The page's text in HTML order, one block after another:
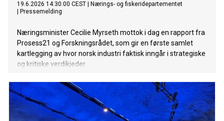
19.6.2026 14:30:00 CEST
Nærings- og fiskeridepartementet
Pressemelding
Næringsminister Cecilie Myrseth mottok i dag en rapport fra
Prosess21 og Forskningsrådet, som gir en første samlet
kartlegging av hvor norsk industri faktisk inngår i strategiske
og kritiske verdikjeder.